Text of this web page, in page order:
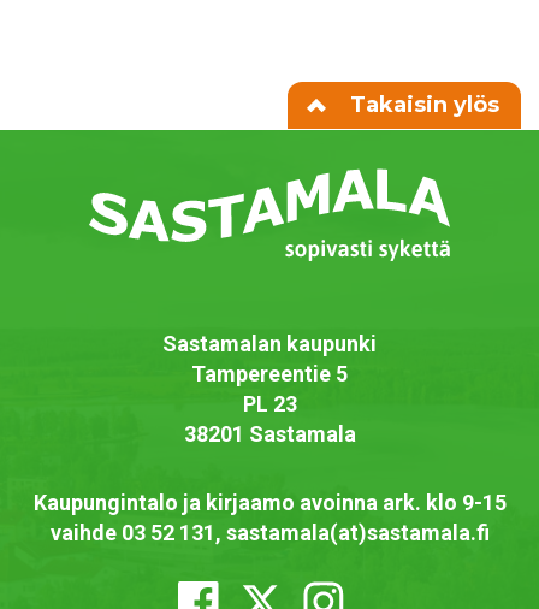
Takaisin ylös
Sastamalan kaupunki
Tampereentie 5
PL 23
38201 Sastamala
Kaupungintalo ja kirjaamo avoinna ark. klo 9-15
vaihde 03 52 131, sastamala(at)sastamala.fi